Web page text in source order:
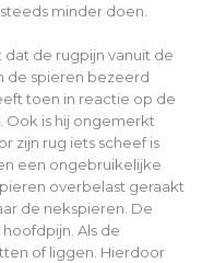
minder doen.
de rugpijn vanuit de
de spieren bezeerd
toen in reactie op de
Ook is hij ongemerkt
zijn rug iets scheef is
een ongebruikelijke
overbelast geraakt
de nekspieren. De
Als de
of liggen. Hierdoor